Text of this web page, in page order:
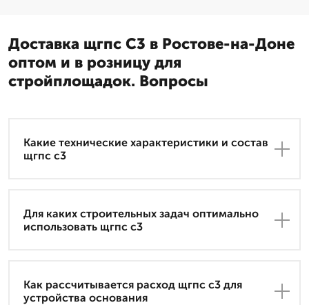
Доставка щгпс С3 в Ростове-на-Доне
оптом и в розницу для
стройплощадок. Вопросы
Какие технические характеристики и состав
щгпс с3
Для каких строительных задач оптимально
использовать щгпс с3
Как рассчитывается расход щгпс с3 для
устройства основания